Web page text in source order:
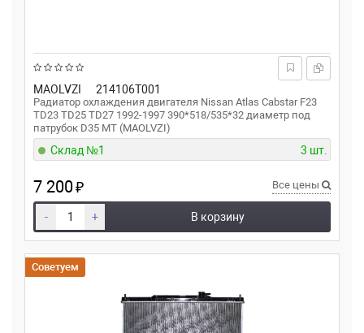
MAOLVZI 214106T001
Радиатор охлаждения двигателя Nissan Atlas Cabstar F23
TD23 TD25 TD27 1992-1997 390*518/535*32 диаметр под
патрубок D35 MT (MAOLVZI)
Склад №1 3 шт.
7 200₽ Все цены
- + В корзину
Советуем